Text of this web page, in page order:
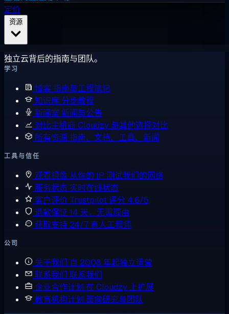
定价
独立云背后的指南与团队。
学习
博客指南与工程笔记
知识库 分步教程
新闻室 新闻与公告
对比主机商 Cloudzy 与其他选择对比
所有资源指南、文档、工具、新闻
工具与信任
观看镜像 从你的 IP 测试我们的网络
服务状态 实时在线状态
客户评价 Trustpilot 评分 4.6/5
退款保证 14 天，无需理由
获取支持 24/7 真人工程师
公司
关于我们 自 2008 年起独立运营
联系我们 联系我们
企业合作计划 在 Cloudzy 上扩展
教育机构计划 面向研究与团队